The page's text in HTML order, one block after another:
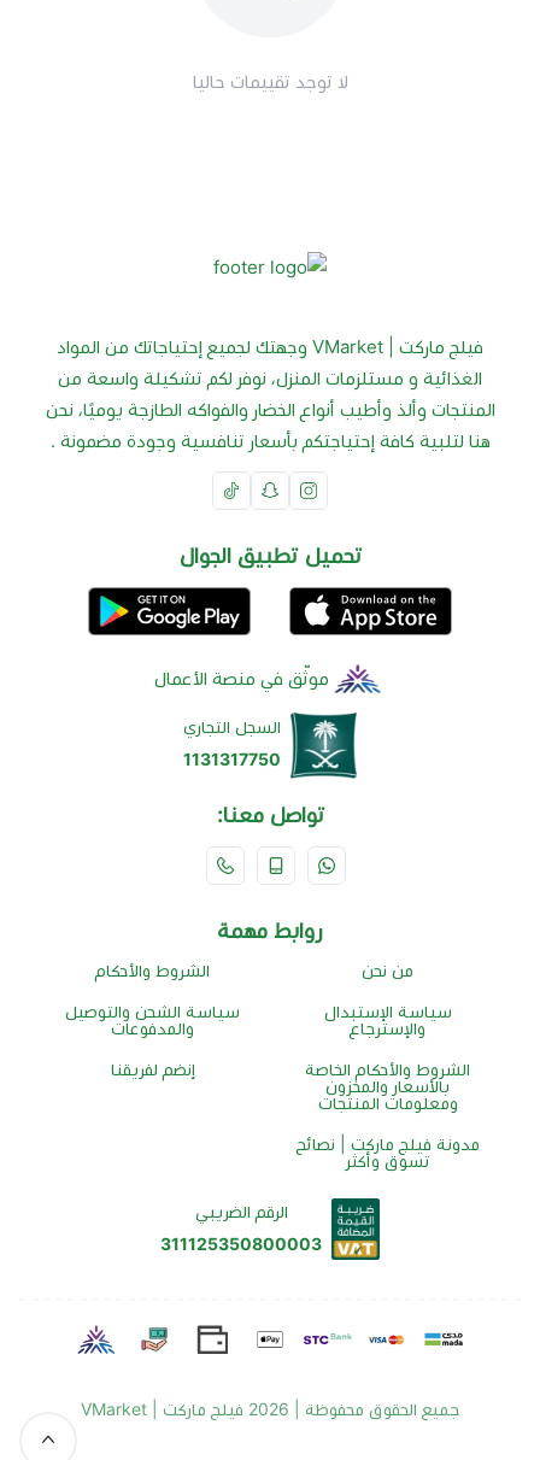
لا توجد تقييمات حاليا
فيلج ماركت | VMarket وجهتك لجميع إحتياجاتك من المواد
الغذائية و مستلزمات المنزل، نوفر لكم تشكيلة واسعة من
المنتجات وألذ وأطيب أنواع الخضار والفواكه الطازجة يوميًا، نحن
هنا لتلبية كافة إحتياجتكم بأسعار تنافسية وجودة مضمونة .
تحميل تطبيق الجوال
موثّق في منصة الأعمال
السجل التجاري
1131317750
تواصل معنا:
روابط مهمة
من نحن الشروط والأحكام
سياسة الإستبدال
والإسترجاع
سياسة الشحن والتوصيل
والمدفوعات
الشروط والأحكام الخاصة
بالأسعار والمخزون
ومعلومات المنتجات
إنضم لفريقنا
مدونة فيلج ماركت | نصائح
تسوق وأكثر
الرقم الضريبي
311125350800003
جميع الحقوق محفوظة | 2026 فيلج ماركت | VMarket